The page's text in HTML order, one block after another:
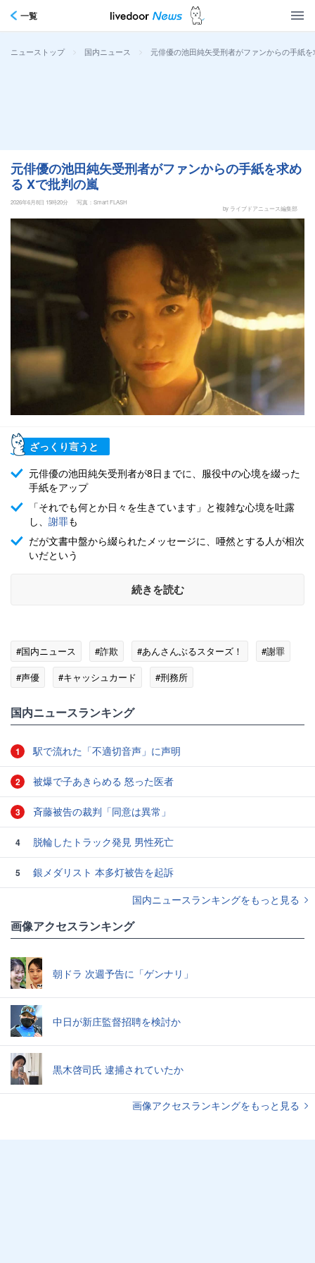
一覧
ニューストップ > 国内ニュース > 元俳優の池田純矢受刑者がファンからの手紙
元俳優の池田純矢受刑者がファンからの手紙を求め
る Xで批判の嵐
2026年6月8日 15時20分
写真：Smart FLASH
by ライブドアニュース編集部
ざっくり言うと
元俳優の池田純矢受刑者が8日までに、服役中の心境を綴った
手紙をアップ
「それでも何とか日々を生きています」と複雑な心境を吐露
し、 謝罪も
だが文書中盤から綴られたメッセージに、唖然とする人が相次
いだという
続きを読む
#国内ニュース #詐欺 #あんさんぶるスターズ！
#謝罪
#声優
#キャッシュカード #刑務所
国内ニュースランキング
1 駅で流れた「不適切音声」に声明
2 被爆で子あきらめる 怒った医者
3 斉藤被告の裁判「同意は異常」
4 脱輪したトラック発見 男性死亡
5
銀メダリスト 本多灯被告を起訴
国内ニュースランキングをもっと見る
画像アクセスランキング
朝ドラ 次週予告に「ゲンナリ」
中日が新庄監督招聘を検討か
黒木啓司氏 逮捕されていたか
画像アクセスランキングをもっと見る